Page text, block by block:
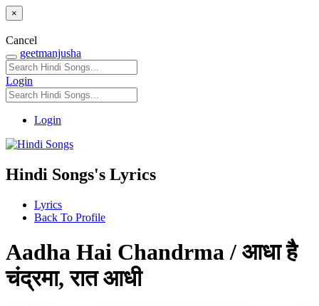
×
Cancel
geetmanjusha
Login
Login
Hindi Songs's Lyrics
Lyrics
Back To Profile
Aadha Hai Chandrma / आधा है
चंद्रमा, रात आधी